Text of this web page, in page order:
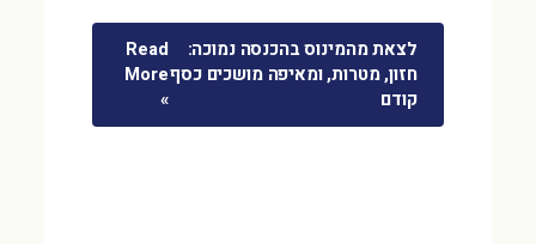
לצאת מהמינוס בהכנסה נמוכה:
חזון, מטרות, ומאיפה מושכים כסף
קודם
Read
More
»